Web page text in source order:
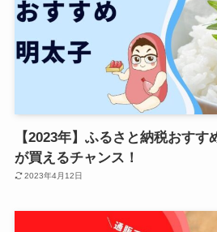
【2023年】ふるさと納税おす
が買えるチャンス！
2023年4月12日